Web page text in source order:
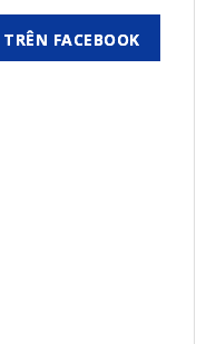
FACEBOOK